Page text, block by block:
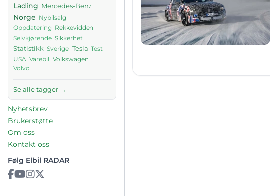
Lading Mercedes-Benz
Norge Nybilsalg
Oppdatering Rekkevidden
Selvkjørende Sikkerhet
Statistikk Sverige Tesla Test
USA Varebil Volkswagen
Volvo
Se alle tagger →
Nyhetsbrev
Brukerstøtte
Om oss
Kontakt oss
Følg Elbil RADAR